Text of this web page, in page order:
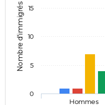
Nombre d'immigrés
Hommes
0
5
10
15